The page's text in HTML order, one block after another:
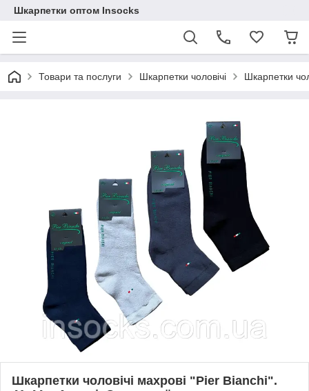
Шкарпетки оптом Insocks
Товари та послуги Шкарпетки чоловічі Шкарпетки
Шкарпетки чоловічі махрові "Pier Bianchi".